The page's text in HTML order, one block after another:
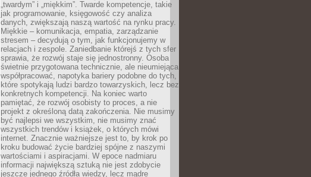
„twardym” i „miękkim”. Twarde kompetencje, takie
jak programowanie, księgowość czy analiza
danych, zwiększają naszą wartość na rynku pracy.
Miękkie – komunikacja, empatia, zarządzanie
stresem – decydują o tym, jak funkcjonujemy w
relacjach i zespole. Zaniedbanie którejś z tych sfer
sprawia, że rozwój staje się jednostronny. Osoba
świetnie przygotowana technicznie, ale nieumiejąca
współpracować, napotyka bariery podobne do tych,
które spotykają ludzi bardzo towarzyskich, lecz bez
konkretnych kompetencji. Na koniec warto
pamiętać, że rozwój osobisty to proces, a nie
projekt z określoną datą zakończenia. Nie musimy
być najlepsi we wszystkim, nie musimy znać
wszystkich trendów i książek, o których mówi
internet. Znacznie ważniejsze jest to, by krok po
kroku budować życie bardziej spójne z naszymi
wartościami i aspiracjami. W epoce nadmiaru
informacji największą sztuką nie jest zdobycie
jeszcze jednego źródła wiedzy, lecz mądre